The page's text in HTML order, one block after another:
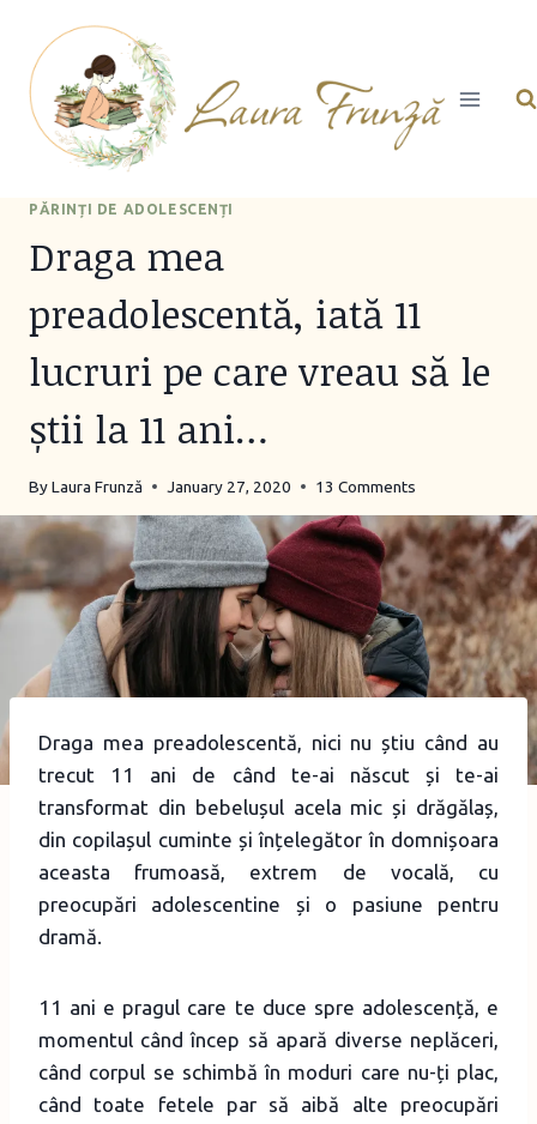
content
PĂRINȚI DE ADOLESCENȚI
Draga mea
preadolescentă, iată 11
lucruri pe care vreau să le
știi la 11 ani…
ByLaura Frunză January 27, 2020 13 Comments
Draga mea preadolescentă, nici nu știu când au
trecut 11 ani de când te-ai născut și te-ai
transformat din bebelușul acela mic și drăgălaș,
din copilașul cuminte și înțelegător în domnișoara
aceasta frumoasă, extrem de vocală, cu
preocupări adolescentine și o pasiune pentru
dramă.
11 ani e pragul care te duce spre adolescență, e
momentul când încep să apară diverse neplăceri,
când corpul se schimbă în moduri care nu-ți plac,
când toate fetele par să aibă alte preocupări